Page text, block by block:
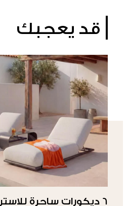
قد يعجبك
6 ديكورات ساحرة